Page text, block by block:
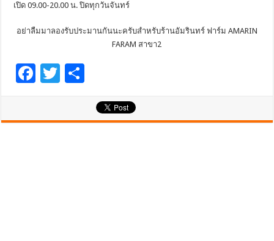
เปิด 09.00-20.00 น. ปิดทุกวันจันทร์
อย่าลืมมาลองรับประมานกันนะครับสำหรับร้านอัมรินทร์ ฟาร์ม AMARIN
FARAM สาขา2
F
T
ar